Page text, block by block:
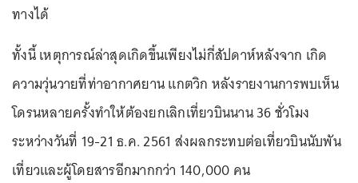
ทางได้
ทั้งนี้ เหตุการณ์ล่าสุดเกิดขึ้นเพียงไม่กี่สัปดาห์หลังจาก เกิด
ความวุ่นวายที่ท่าอากาศยาน แกตวิก หลังรายงานการพบเห็น
โดรนหลายครั้งทำให้ต้องยกเลิกเที่ยวบินนาน 36 ชั่วโมง
ระหว่างวันที่ 19-21 ธ.ค. 2561 ส่งผลกระทบต่อเที่ยวบินนับพัน
เที่ยวและผู้โดยสารอีกมากกว่า 140,000 คน